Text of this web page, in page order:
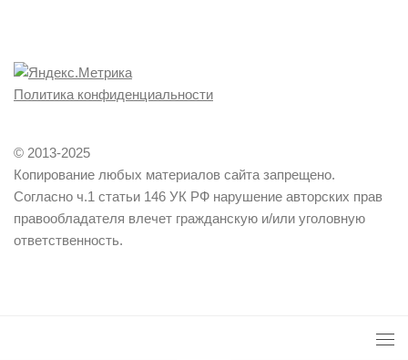
Политика конфиденциальности
© 2013-2025
Копирование любых материалов сайта запрещено.
Согласно ч.1 статьи 146 УК РФ нарушение авторских прав
правообладателя влечет гражданскую и/или уголовную
ответственность.